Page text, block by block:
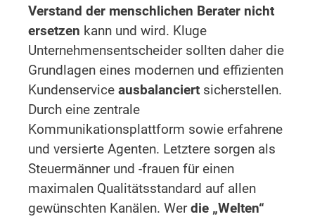
Verstand der menschlichen Berater nicht
ersetzen kann und wird. Kluge
Unternehmensentscheider sollten daher die
Grundlagen eines modernen und effizienten
Kundenservice ausbalanciert sicherstellen.
Durch eine zentrale
Kommunikationsplattform sowie erfahrene
und versierte Agenten. Letztere sorgen als
Steuermänner und -frauen für einen
maximalen Qualitätsstandard auf allen
gewünschten Kanälen. Werdie „Welten“